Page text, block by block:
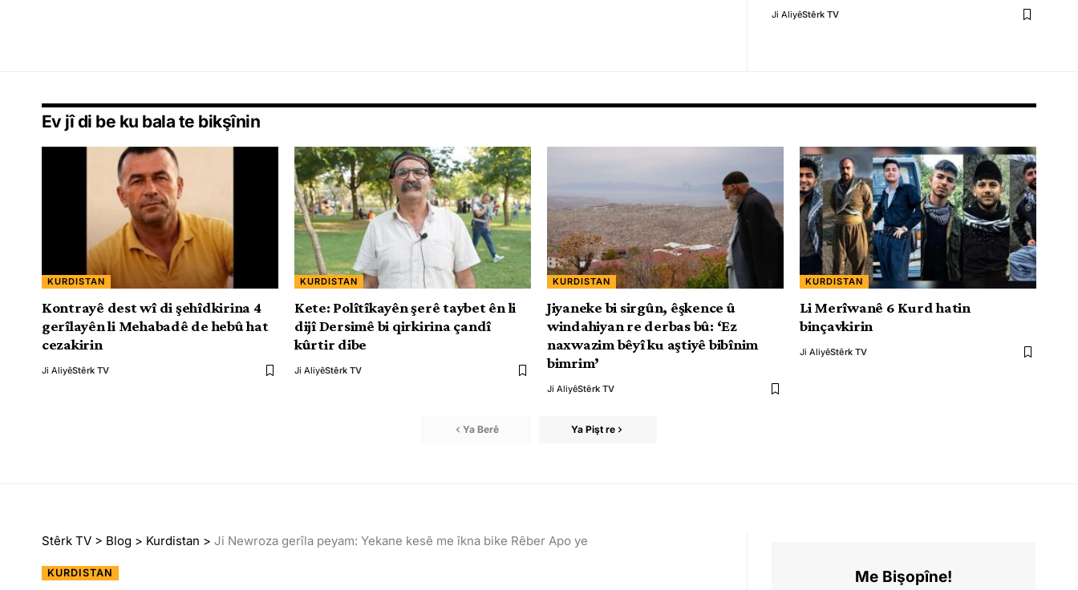
Ji AliyêStêrk TV
Ev jî di be ku bala te bikşînin
KURDISTAN
Kontrayê dest wî di şehîdkirina 4
gerîlayên li Mehabadê de hebû hat
cezakirin
Ji AliyêStêrk TV
KURDISTAN
Kete: Polîtîkayên şerê taybet ên li
dijî Dersimê bi qirkirina çandî
kûrtir dibe
Ji AliyêStêrk TV
KURDISTAN
Jiyaneke bi sirgûn, êşkence û
windahiyan re derbas bû: ‘Ez
naxwazim bêyî ku aştiyê bibînim
bimrim’
Ji AliyêStêrk TV
KURDISTAN
Li Merîwanê 6 Kurd hatin
binçavkirin
Ji AliyêStêrk TV
Ya Berê Ya Pişt re
Stêrk TV > Blog > Kurdistan > Ji Newroza gerîla peyam: Yekane kesê me îkna bike Rêber Apo ye
KURDISTAN Me Bişopîne!